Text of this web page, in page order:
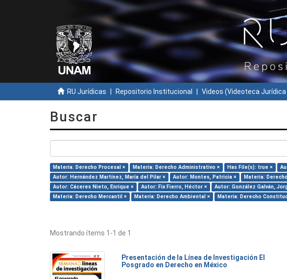
RU Jurídicas Repositorio Institucional Videos (Videoteca
Buscar
Materia: Derecho Procesal × Materia: Derecho Administrativo × Has File(s): true ×
Autor: Hernández Martínez, María del Pilar ×
Autor: Montes, Patricia × Materia:
Autor: Cáceres Nieto, Enrique ×
Autor: Fix Fierro, Héctor × Autor: González Galván,
Materia: Derecho Mercantil ×
Materia: Derecho Ambiental × Materia: Derecho
Mostrando ítems 1-1 de 1
Presentación de la Línea de Investigación El
Posgrado en Derecho en México